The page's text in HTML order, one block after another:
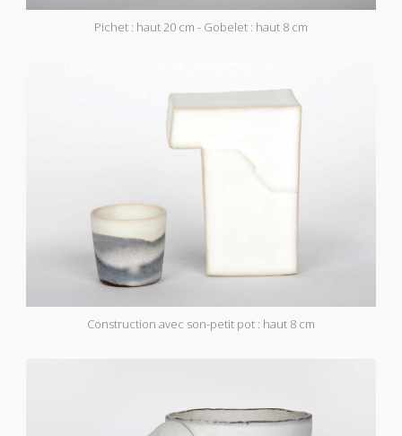
Pichet : haut 20 cm - Gobelet : haut 8 cm
Construction avec son-petit pot : haut 8 cm